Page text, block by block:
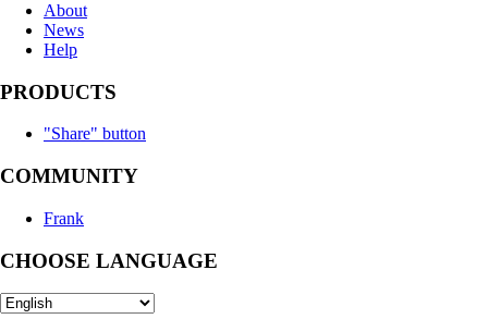
About
News
Help
PRODUCTS
"Share" button
COMMUNITY
Frank
CHOOSE LANGUAGE